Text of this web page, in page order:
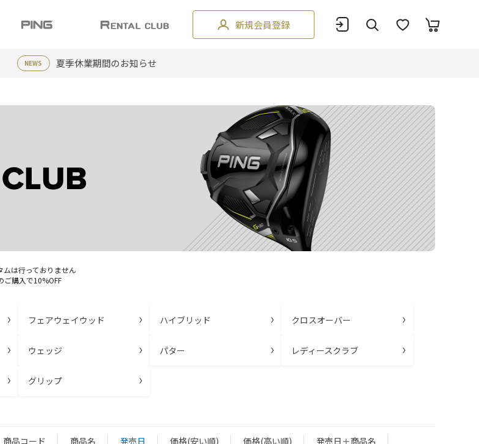
新規会員登録
NEWS 夏季休業期間のお知らせ
は行っておりません
ご購入で10%OFF
フェアウェイウッド ハイブリッド クロスオーバー
ウェッジ パター レディースクラブ
グリップ
商品コード 商品名 発売日 価格(安い順) 価格(高い順) 発売日＋商品名